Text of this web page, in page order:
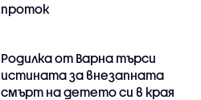
проток
Родилка от Варна търси
истината за внезапната
смърт на детето си в края